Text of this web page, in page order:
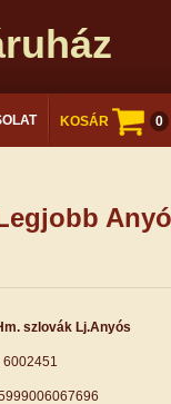
KOSÁR 0
szlovák Lj.Anyós
6002451